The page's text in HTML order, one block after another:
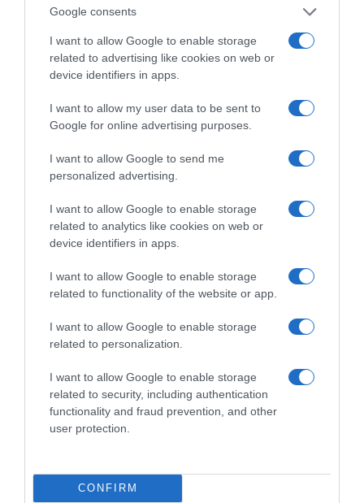
Google consents
I want to allow Google to enable storage
related to advertising like cookies on web or
device identifiers in apps.
I want to allow my user data to be sent to
Google for online advertising purposes.
I want to allow Google to send me
personalized advertising.
I want to allow Google to enable storage
related to analytics like cookies on web or
device identifiers in apps.
I want to allow Google to enable storage
related to functionality of the website or app.
I want to allow Google to enable storage
related to personalization.
I want to allow Google to enable storage
related to security, including authentication
functionality and fraud prevention, and other
user protection.
CONFIRM
ΠΑΤΗΣΤΕ ΓΙΑ LIVE ΚΙΝΗΣΗ
paron.gr